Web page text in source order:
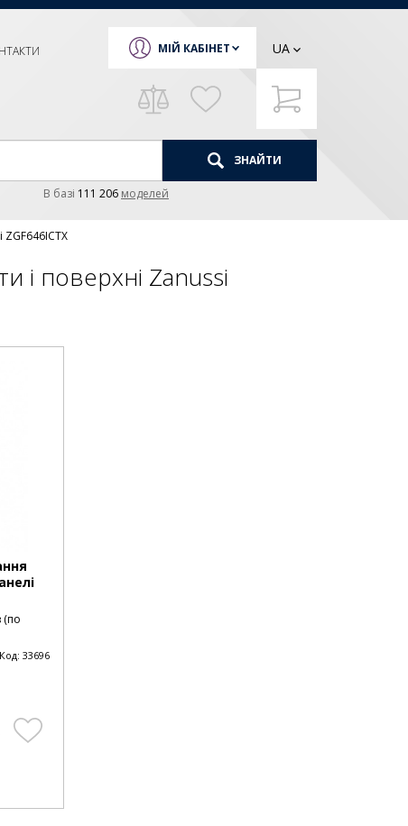
МІЙ КАБІНЕТ UA
ЗНАЙТИ
В базi 111 206 моделей
і поверхні Zanussi
(по
Код: 33696